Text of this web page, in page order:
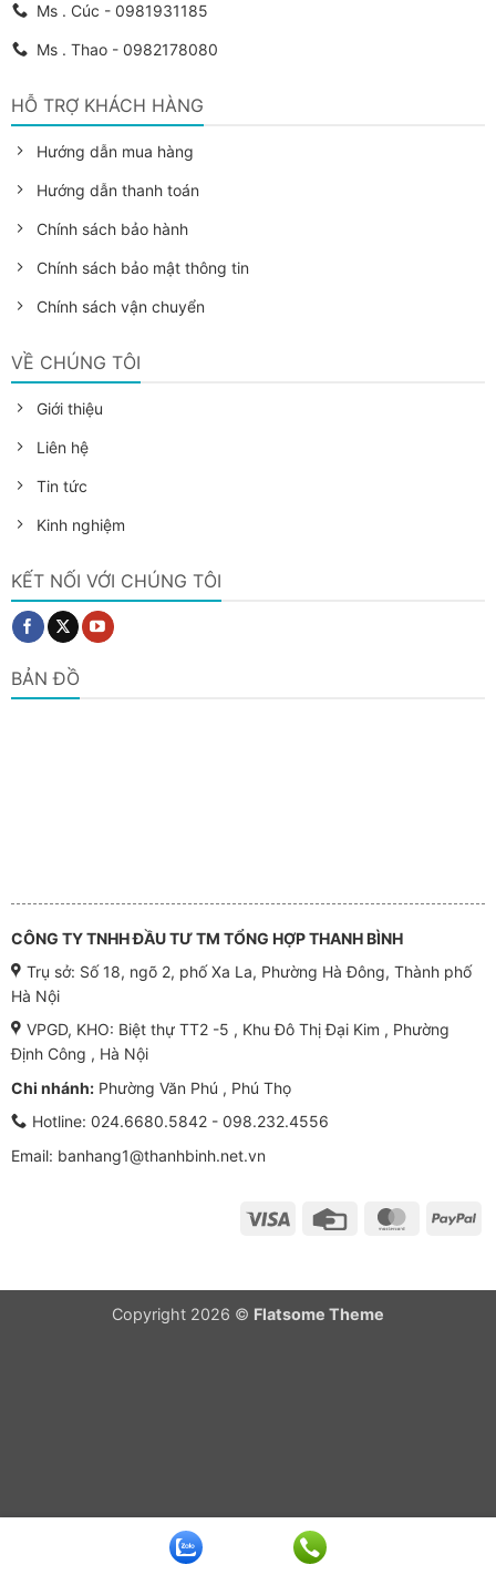
Ms . Cúc - 0981931185
Ms . Thao - 0982178080
HỖ TRỢ KHÁCH HÀNG
Hướng dẫn mua hàng
Hướng dẫn thanh toán
Chính sách bảo hành
Chính sách bảo mật thông tin
Chính sách vận chuyển
VỀ CHÚNG TÔI
Giới thiệu
Liên hệ
Tin tức
Kinh nghiệm
KẾT NỐI VỚI CHÚNG TÔI
BẢN ĐỒ
CÔNG TY TNHH ĐẦU TƯ TM TỔNG HỢP THANH BÌNH
Trụ sở: Số 18, ngõ 2, phố Xa La, Phường Hà Đông, Thành phố
Hà Nội
VPGD, KHO: Biệt thự TT2 -5 , Khu Đô Thị Đại Kim , Phường
Định Công , Hà Nội
Chi nhánh:Phường Văn Phú , Phú Thọ
Hotline: 024.6680.5842 - 098.232.4556
Email: banhang1@thanhbinh.net.vn
Visa
Credit
Copyright 2026 © Flatsome Theme